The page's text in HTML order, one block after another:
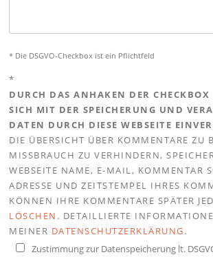
* Die DSGVO-Checkbox ist ein Pflichtfeld
*
DURCH DAS ANHAKEN DER CHECKBOX
SICH MIT DER SPEICHERUNG UND
DATEN DURCH DIESE WEBSEITE
DIE ÜBERSICHT ÜBER KOMMENTARE ZU
MISSBRAUCH ZU VERHINDERN,
WEBSEITE NAME, E-MAIL, KOMMENTAR
ADRESSE UND ZEITSTEMPEL IHRES
KÖNNEN IHRE KOMMENTARE SPÄTER
LÖSCHEN . DETAILLIERTE
MEINER DATENSCHUTZERKLÄRUNG.
Zustimmung zur Datenspeicherung lt.